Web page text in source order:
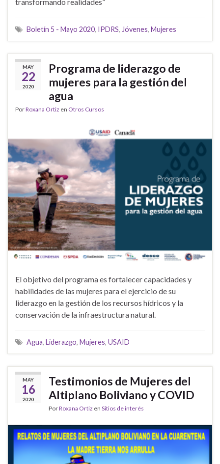
Boletín 5 - Mayo 2020, IPDRS, Jóvenes, Mujeres
MAY
22
2020
Programa de liderazgo de
mujeres para la gestión del
agua
PorRoxana Ortiz en Otros Cursos
El objetivo del programa es fortalecer capacidades y
habilidades de las mujeres para el ejercicio de su
liderazgo en la gestión de los recursos hídricos y la
conservación de la infraestructura natural.
Agua, Liderazgo, Mujeres, USAID
MAY
16
2020
Testimonios de Mujeres del
Altiplano Boliviano y COVID
PorRoxana Ortiz en Sitios de interés